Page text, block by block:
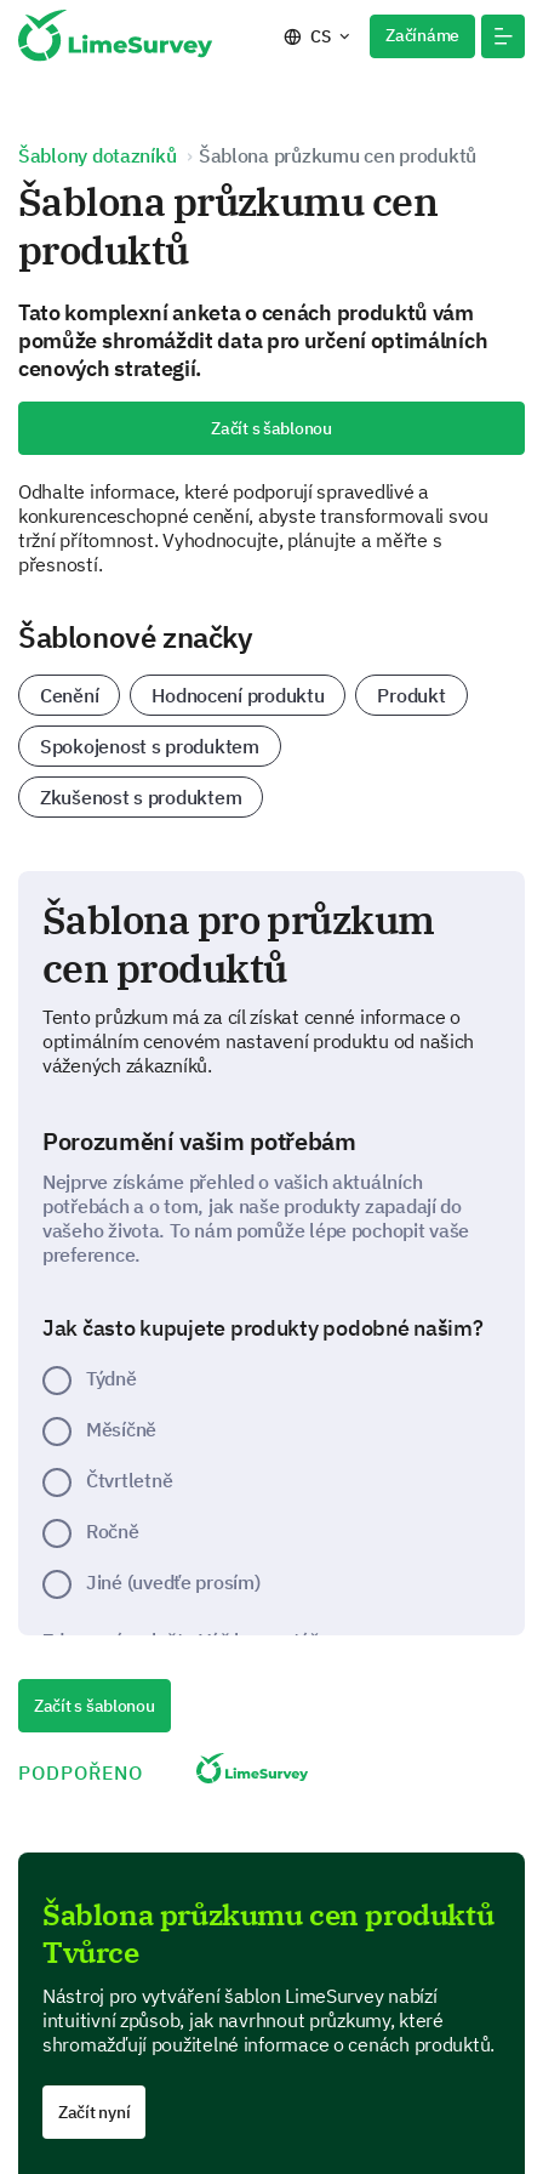
CS Začínáme
Šablony dotazníků Šablona průzkumu cen produktů
Šablona průzkumu cen
produktů
Tato komplexní anketa o cenách produktů vám
pomůže shromáždit data pro určení optimálních
cenových strategií.
Začít s šablonou
Odhalte informace, které podporují spravedlivé a
konkurenceschopné cenění, abyste transformovali svou
tržní přítomnost. Vyhodnocujte, plánujte a měřte s
přesností.
Šablonové značky
Cenění Hodnocení produktu Produkt
Spokojenost s produktem
Zkušenost s produktem
Šablona pro průzkum
cen produktů
Tento průzkum má za cíl získat cenné informace o
optimálním cenovém nastavení produktu od našich
vážených zákazníků.
Porozumění vašim potřebám
Nejprve získáme přehled o vašich aktuálních
potřebách a o tom, jak naše produkty zapadají do
vašeho života. To nám pomůže lépe pochopit vaše
preference.
Jak často kupujete produkty podobné našim?
Týdně
Měsíčně
Čtvrtletně
Ročně
Jiné (uvedťe prosím)
Zde prosím vložte Váš komentář:
Cena
Začít s šablonou
PODPOŘENO
Šablona průzkumu cen produktů
Tvůrce
Nástroj pro vytváření šablon LimeSurvey nabízí
intuitivní způsob, jak navrhnout průzkumy, které
shromažďují použitelné informace o cenách produktů.
Začít nyní